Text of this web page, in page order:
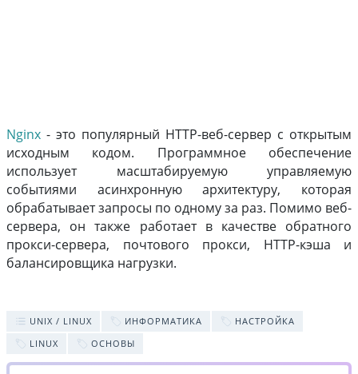
Nginx - это популярный HTTP-веб-сервер с открытым
исходным кодом. Программное обеспечение
использует масштабируемую управляемую
событиями асинхронную архитектуру, которая
обрабатывает запросы по одному за раз. Помимо веб-
сервера, он также работает в качестве обратного
прокси-сервера, почтового прокси, HTTP-кэша и
балансировщика нагрузки.
UNIX / LINUX ИНФОРМАТИКА
НАСТРОЙКА
LINUX
ОСНОВЫ